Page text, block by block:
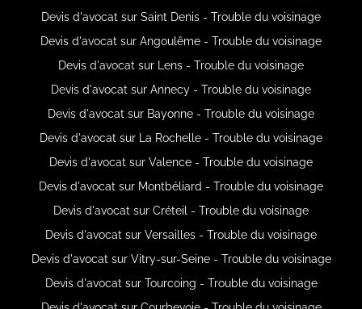
Devis d'avocat sur Saint Denis - Trouble du voisinage
Devis d'avocat sur Angoulême - Trouble du voisinage
Devis d'avocat sur Lens - Trouble du voisinage
Devis d'avocat sur Annecy - Trouble du voisinage
Devis d'avocat sur Bayonne - Trouble du voisinage
Devis d'avocat sur La Rochelle - Trouble du voisinage
Devis d'avocat sur Valence - Trouble du voisinage
Devis d'avocat sur Montbéliard - Trouble du voisinage
Devis d'avocat sur Créteil - Trouble du voisinage
Devis d'avocat sur Versailles - Trouble du voisinage
Devis d'avocat sur Vitry-sur-Seine - Trouble du voisinage
Devis d'avocat sur Tourcoing - Trouble du voisinage